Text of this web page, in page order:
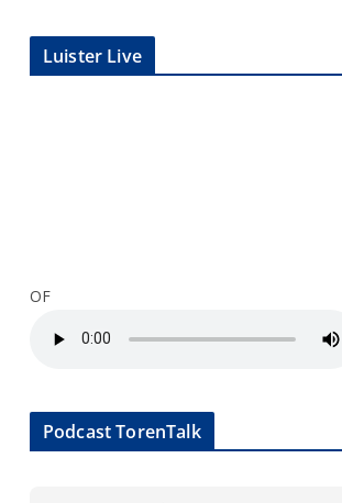
Luister Live
OF
Podcast TorenTalk